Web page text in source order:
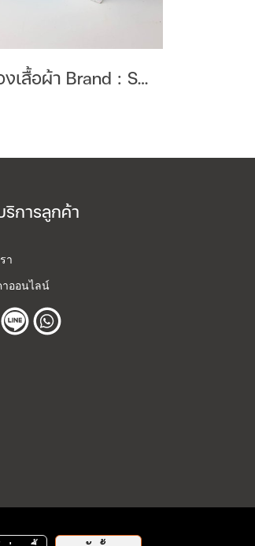
กล่องเสื้อผ้า Brand : Shape D Arinrada
ริการลูกค้า
า
ออนไลน์